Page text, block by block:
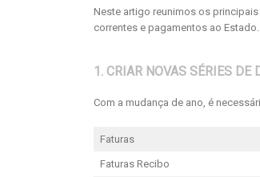
Neste artigo reunimos os
correntes e pagamentos ao Estado.
1. CRIAR NOVAS SÉRIES DE
Com a mudança de ano, é
Faturas
Faturas Recibo